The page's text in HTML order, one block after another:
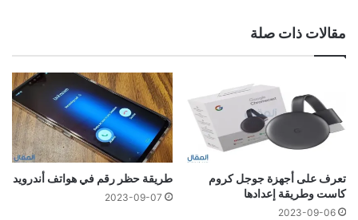
مقالات ذات صلة
تعرف على أجهزة جوجل كروم
كاست وطريقة إعدادها
2023-09-06
طريقة حظر رقم في هواتف أندرويد
2023-09-07